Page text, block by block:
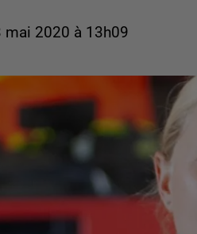
mai 2020 à 13h09